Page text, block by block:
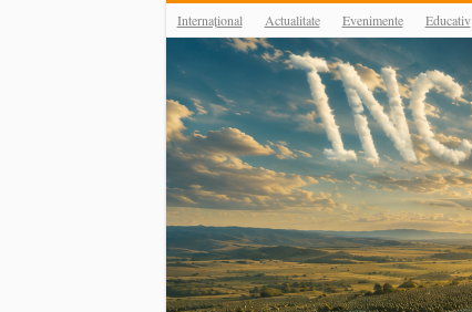
Internațional Actualitate Evenimente Educativ